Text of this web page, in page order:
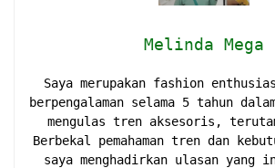
Melinda Mega
Saya merupakan fashion
berpengalaman selama 5 tahun
mengulas tren aksesoris,
Berbekal pemahaman tren dan
saya menghadirkan ulasan yang